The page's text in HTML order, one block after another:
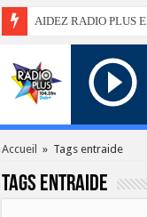
AIDEZ RADIO PLUS
Accueil » Tags entraide
Tags entraide